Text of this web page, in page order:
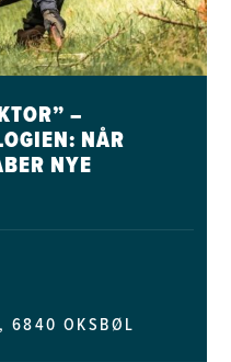
–
NÅR
NYE
6840 OKSBØL